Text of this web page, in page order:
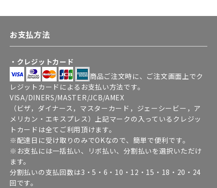
お支払方法
・クレジットカード
商品ご注文時に、ご注文画面上でク
レジットカードによるお支払い方法です。
VISA/DINERS/MASTER/JCB/AMEX
（ビザ，ダイナース，マスターカード，ジェーシービー，ア
メリカン・エキスプレス）上記マークの入っているクレジッ
トカードは全てご利用頂けます。
※配達日に受け取りのみでOKなので、簡単で便利です。
※お支払には一括払い、リボ払い、分割払いを選択いただけ
ます。
分割払いの支払回数は3・5・6・10・12・15・18・20・24
回です。